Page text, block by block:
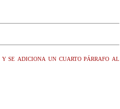
se adiciona un cuarto párrafo al